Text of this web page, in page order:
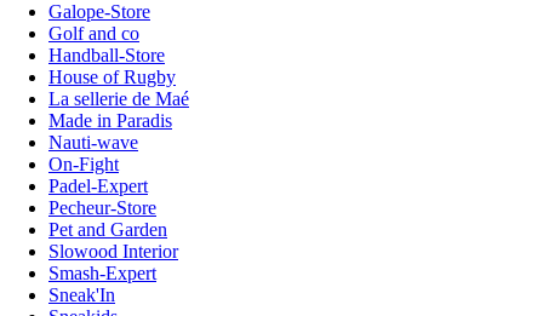
Galope-Store
Golf and co
Handball-Store
House of Rugby
La sellerie de Maé
Made in Paradis
Nauti-wave
On-Fight
Padel-Expert
Pecheur-Store
Pet and Garden
Slowood Interior
Smash-Expert
Sneak'In